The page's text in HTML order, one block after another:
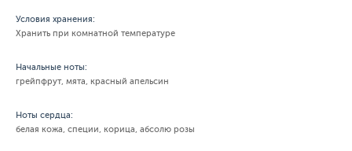
Условия хранения:
Хранить при комнатной температуре
Начальные ноты:
грейпфрут, мята, красный апельсин
Ноты сердца:
белая кожа, специи, корица, абсолю розы